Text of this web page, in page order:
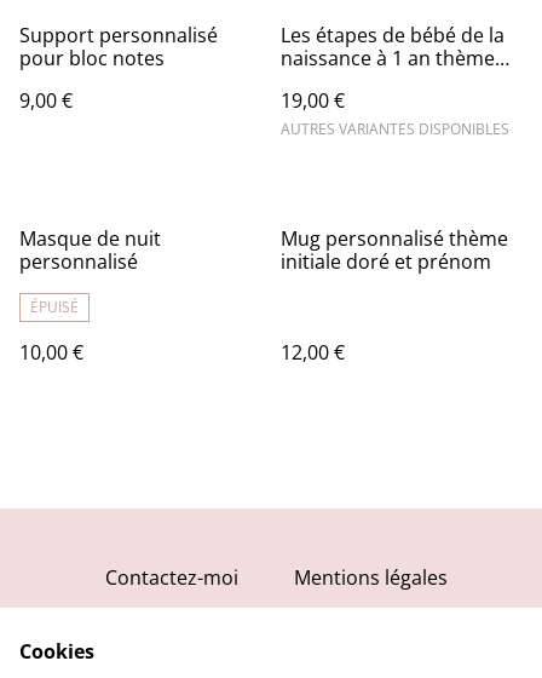
Support personnalisé
pour bloc notes
9,00 €
Les étapes de bébé de la
naissance à 1 an thème
19,00 €
AUTRES VARIANTES DISPONIBLES
Masque de nuit
personnalisé
ÉPUISÉ
10,00 €
Mug personnalisé thème
initiale doré et prénom
12,00 €
Contactez-moi Mentions légales
Cookies